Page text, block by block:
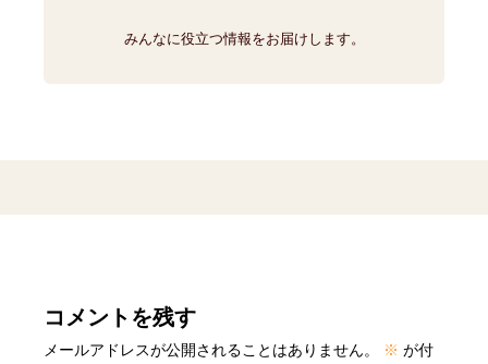
みんなに役立つ情報をお届けします。
コメントを残す
メールアドレスが公開されることはありません。 ※ が付